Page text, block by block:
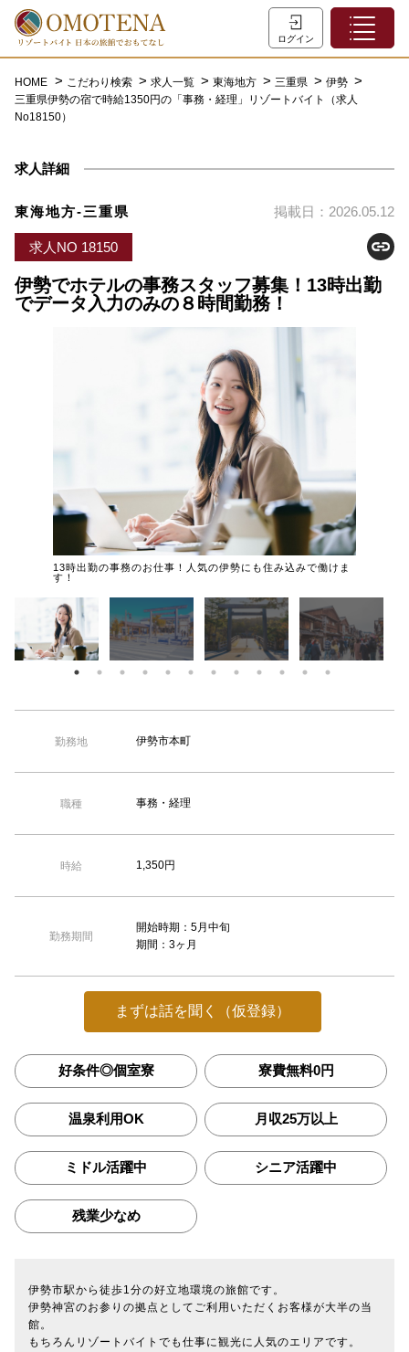
ログイン
ホーム
特集一覧
初めての方へ
お問い合わせ
よくあるご質問
会員登録
0120-932-959
【TEL受付】9:30～18:00 土日・祝日定休
HOME こだわり検索 求人一覧 東海地方 三重県
伊勢
三重県伊勢の宿で時給1350円の「事務・経理」リゾートバイト（求人
No18150）
求人詳細
東海地方-三重県 掲載日：2026.05.12
求人NO 18150
伊勢でホテルの事務スタッフ募集！13時出勤
でデータ入力のみの８時間勤務！
13時出勤の事務のお仕事！人気の伊勢にも住み込みで働けま
す！
勤務地 伊勢市本町
職種 事務・経理
時給 1,350円
勤務期間
開始時期：5月中旬
期間：3ヶ月
まずは話を聞く（仮登録）
好条件◎個室寮 寮費無料0円
温泉利用OK 月収25万以上
ミドル活躍中 シニア活躍中
残業少なめ
伊勢市駅から徒歩1分の好立地環境の旅館です。
伊勢神宮のお参りの拠点としてご利用いただくお客様が大半の当
館。
もちろんリゾートバイトでも仕事に観光に人気のエリアです。